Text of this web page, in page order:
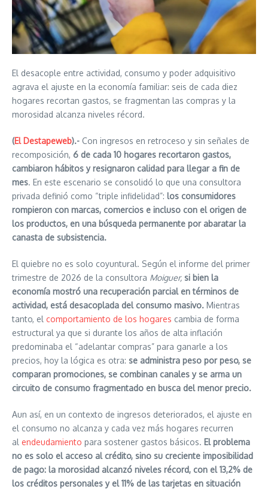
El desacople entre actividad, consumo y poder adquisitivo
agrava el ajuste en la economía familiar: seis de cada diez
hogares recortan gastos, se fragmentan las compras y la
morosidad alcanza niveles récord.
(El Destapeweb).- Con ingresos en retroceso y sin señales de
recomposición, 6 de cada 10 hogares recortaron gastos,
cambiaron hábitos y resignaron calidad para llegar a fin de
mes. En este escenario se consolidó lo que una consultora
privada definió como “triple infidelidad”: los consumidores
rompieron con marcas, comercios e incluso con el origen de
los productos, en una búsqueda permanente por abaratar la
canasta de subsistencia.
El quiebre no es solo coyuntural. Según el informe del primer
trimestre de 2026 de la consultora Moiguer, si bien la
economía mostró una recuperación parcial en términos de
actividad, está desacoplada del consumo masivo. Mientras
tanto, el comportamiento de los hogares cambia de forma
estructural ya que si durante los años de alta inflación
predominaba el “adelantar compras” para ganarle a los
precios, hoy la lógica es otra: se administra peso por peso, se
comparan promociones, se combinan canales y se arma un
circuito de consumo fragmentado en busca del menor precio.
Aun así, en un contexto de ingresos deteriorados, el ajuste en
el consumo no alcanza y cada vez más hogares recurren
al endeudamiento para sostener gastos básicos. El problema
no es solo el acceso al crédito, sino su creciente imposibilidad
de pago: la morosidad alcanzó niveles récord, con el 13,2% de
los créditos personales y el 11% de las tarjetas en situación